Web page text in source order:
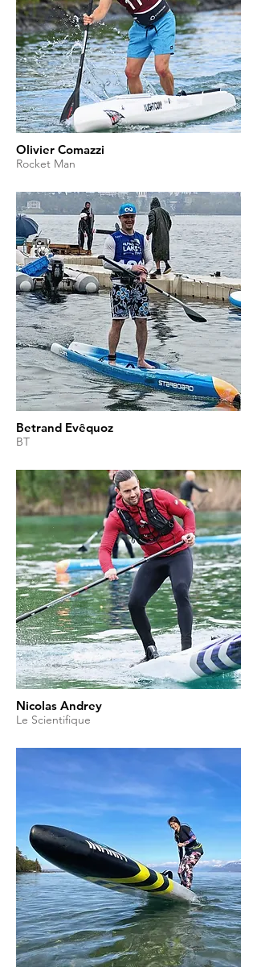
Olivier Comazzi
Rocket Man
Betrand Evêquoz
BT
Nicolas Andrey
Le Scientifique